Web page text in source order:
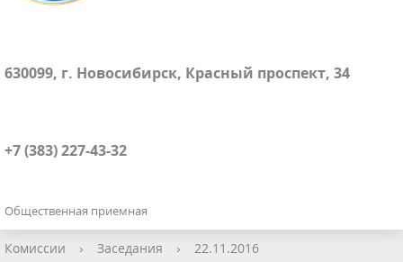
630099, г. Новосибирск, Красный проспект, 34
+7 (383) 227-43-32
Общественная приемная
Комиссии › Заседания › 22.11.2016